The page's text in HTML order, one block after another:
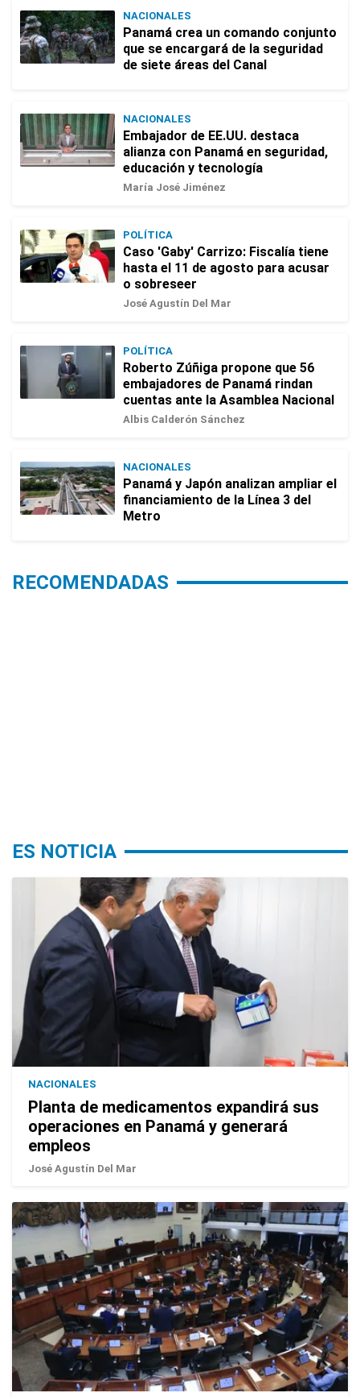
NACIONALES
Panamá crea un comando conjunto
que se encargará de la seguridad
de siete áreas del Canal
NACIONALES
Embajador de EE.UU. destaca
alianza con Panamá en seguridad,
educación y tecnología
María José Jiménez
POLÍTICA
Caso 'Gaby' Carrizo: Fiscalía tiene
hasta el 11 de agosto para acusar
o sobreseer
José Agustín Del Mar
POLÍTICA
Roberto Zúñiga propone que 56
embajadores de Panamá rindan
cuentas ante la Asamblea Nacional
Albis Calderón Sánchez
NACIONALES
Panamá y Japón analizan ampliar el
financiamiento de la Línea 3 del
Metro
RECOMENDADAS
ES NOTICIA
NACIONALES
Planta de medicamentos expandirá sus
operaciones en Panamá y generará
empleos
José Agustín Del Mar